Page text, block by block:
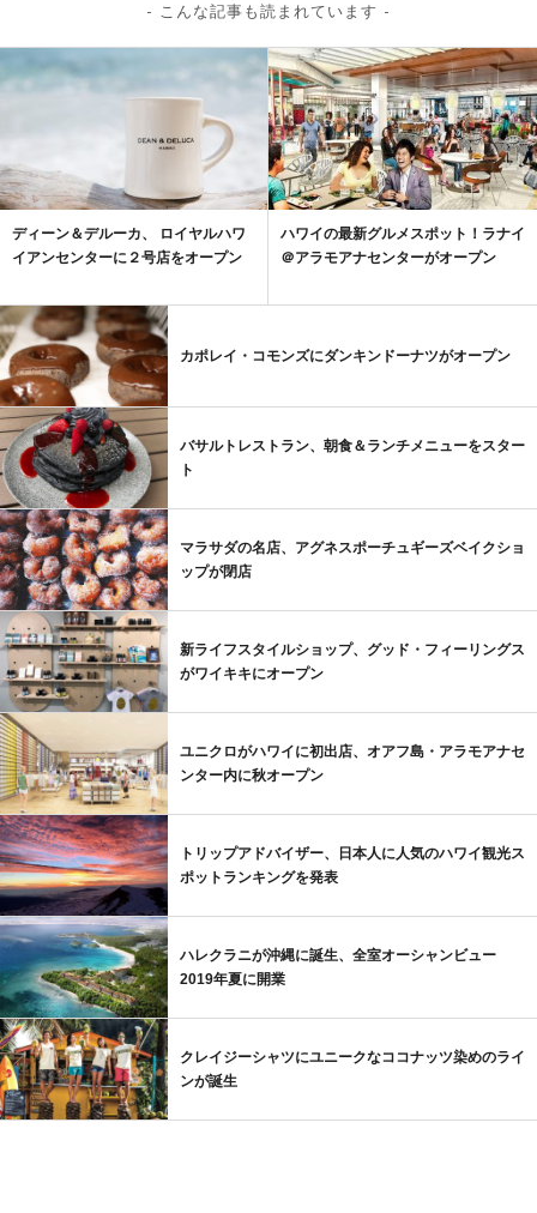
- こんな記事も読まれています -
ディーン＆デルーカ、 ロイヤルハワ
イアンセンターに２号店をオープン
ハワイの最新グルメスポット！ラナイ
＠アラモアナセンターがオープン
カポレイ・コモンズにダンキンドーナツがオープン
バサルトレストラン、朝食＆ランチメニューをスター
ト
マラサダの名店、アグネスポーチュギーズベイクショ
ップが閉店
新ライフスタイルショップ、グッド・フィーリングス
がワイキキにオープン
ユニクロがハワイに初出店、オアフ島・アラモアナセ
ンター内に秋オープン
トリップアドバイザー、日本人に人気のハワイ観光ス
ポットランキングを発表
ハレクラニが沖縄に誕生、全室オーシャンビュー
2019年夏に開業
クレイジーシャツにユニークなココナッツ染めのライ
ンが誕生